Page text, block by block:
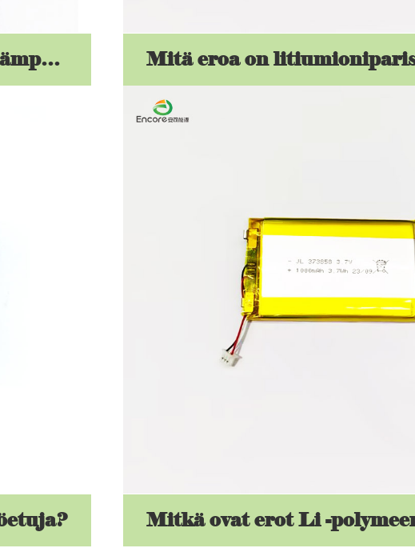
Mikä on Li -polymeerin akun käyttölämpötila -alue? Kuinka alhainen tai korkea lämpötila vaikuttaa niiden suorituskykyyn?